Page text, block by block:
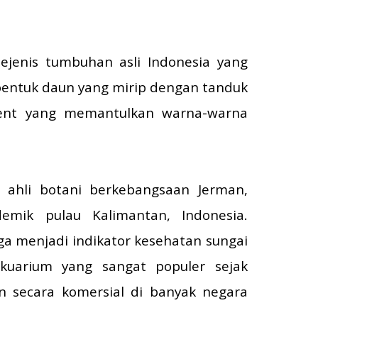
tumbuhan asli Indonesia yang
daun yang mirip dengan tanduk
yang memantulkan warna-warna
botani berkebangsaan Jerman,
pulau Kalimantan, Indonesia.
menjadi indikator kesehatan sungai
yang sangat populer sejak
secara komersial di banyak negara